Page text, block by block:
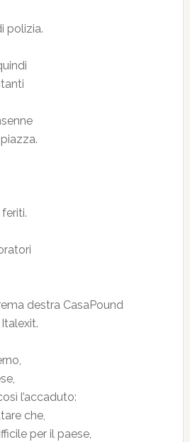
polizia.
destra CasaPound
l’accaduto:
che,
per il paese,